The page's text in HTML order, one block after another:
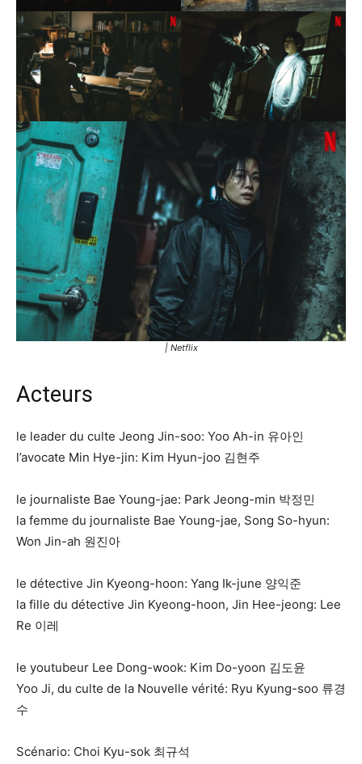
| Netflix
Acteurs
le leader du culte Jeong Jin-soo: Yoo Ah-in 유아인
l’avocate Min Hye-jin: Kim Hyun-joo 김현주
le journaliste Bae Young-jae: Park Jeong-min 박정민
la femme du journaliste Bae Young-jae, Song So-hyun:
Won Jin-ah 원진아
le détective Jin Kyeong-hoon: Yang Ik-june 양익준
la fille du détective Jin Kyeong-hoon, Jin Hee-jeong: Lee
Re 이레
le youtubeur Lee Dong-wook: Kim Do-yoon 김도윤
Yoo Ji, du culte de la Nouvelle vérité: Ryu Kyung-soo 류경
수
Scénario: Choi Kyu-sok 최규석